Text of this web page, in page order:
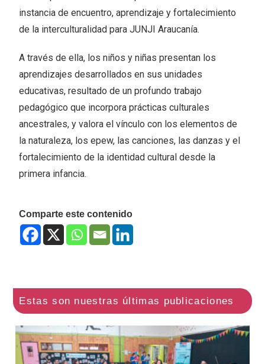
instancia de encuentro, aprendizaje y fortalecimiento
de la interculturalidad para JUNJI Araucanía.
A través de ella, los niños y niñas presentan los
aprendizajes desarrollados en sus unidades
educativas, resultado de un profundo trabajo
pedagógico que incorpora prácticas culturales
ancestrales, y valora el vínculo con los elementos de
la naturaleza, los epew, las canciones, las danzas y el
fortalecimiento de la identidad cultural desde la
primera infancia.
Comparte este contenido